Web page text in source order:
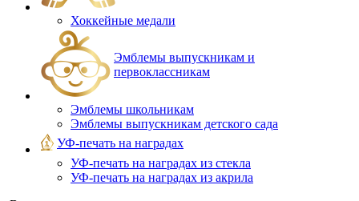
Хоккейные медали
Эмблемы выпускникам и
первоклассникам
Эмблемы школьникам
Эмблемы выпускникам детского сада
УФ-печать на наградах
УФ‑печать на наградах из стекла
УФ-печать на наградах из акрила